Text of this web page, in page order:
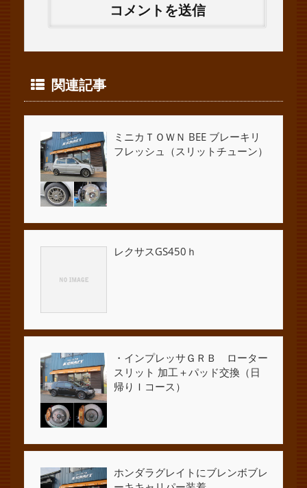
関連記事
ミニカＴＯＷＮ BEE ブレーキリ
フレッシュ（スリットチューン）
レクサスGS450ｈ
・インプレッサＧＲＢ ローター
スリット 加工＋パッド交換（日
帰りＩコース）
ホンダラグレイトにブレンボブレ